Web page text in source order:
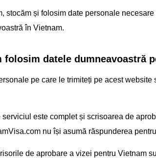
stocăm și folosim date personale
în Vietnam.
folosim datele dumneavoastră
pe care le trimiteți pe acest
serviciul este complet și scrisoarea de
nu își asumă răspunderea
de aprobare a vizei pentru Vietnam